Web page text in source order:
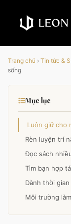
Trang chủ › Tin tức &
sống
Mục lục
Luôn giữ cho
Rèn luyện trí
Đọc sách
Tìm bạn hợp
Dành thời
Môi trường